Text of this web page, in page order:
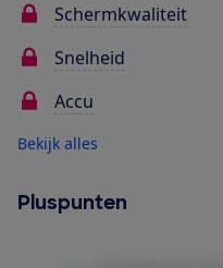
Schermkwaliteit
Snelheid
Accu
Bekijk alles
Pluspunten